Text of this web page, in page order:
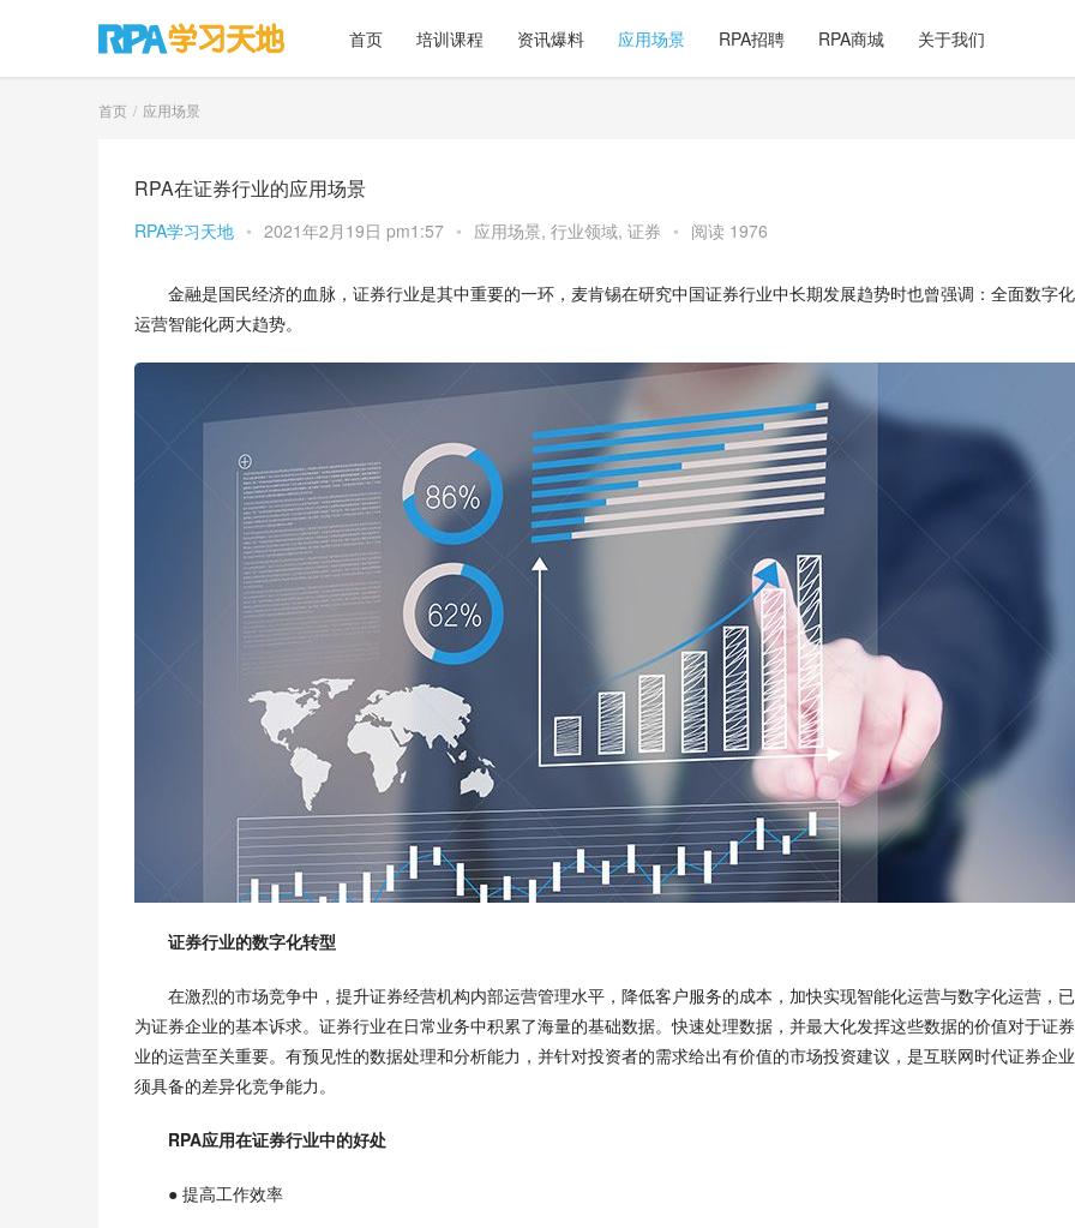
首页 培训课程 资讯爆料 应用场景 RPA招聘 RPA商城 关于我们
首页 应用场景
RPA在证券行业的应用场景
RPA学习天地 • 2021年2月19日 pm1:57 • 应用场景, 行业领域, 证券 • 阅读 1976
金融是国民经济的血脉，证券行业是其中重要的一环，麦肯锡在研究中国证券行业中长期发展趋势时也曾强调：全面数字
运营智能化两大趋势。
证券行业的数字化转型
在激烈的市场竞争中，提升证券经营机构内部运营管理水平，降低客户服务的成本，加快实现智能化运营与数字化运营，
为证券企业的基本诉求。证券行业在日常业务中积累了海量的基础数据。快速处理数据，并最大化发挥这些数据的价值对于证
业的运营至关重要。有预见性的数据处理和分析能力，并针对投资者的需求给出有价值的市场投资建议，是互联网时代证券企
须具备的差异化竞争能力。
RPA应用在证券行业中的好处
● 提高工作效率